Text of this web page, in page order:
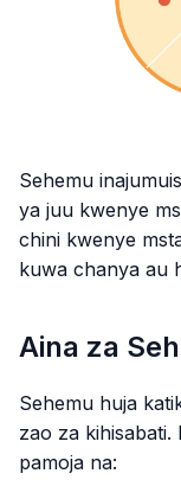
Sehemu
ya juu kwenye
chini kwenye
kuwa chanya au
Aina za
Sehemu huja
zao za kihisabati.
pamoja na: